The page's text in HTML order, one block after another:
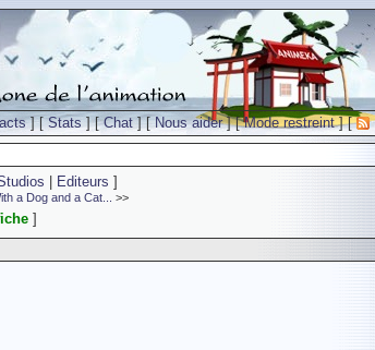
] [Stats] [Chat] [Nous aider] [Mode restreint] [
Editeurs ]
a Dog and a Cat... >>
]